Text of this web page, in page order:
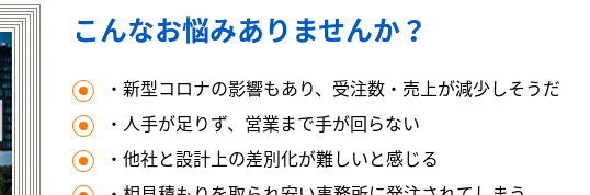
こんなお悩みありませんか？
・新型コロナの影響もあり、受注数・売上が減少しそうだ
・人手が足りず、営業まで手が回らない
・他社と設計上の差別化が難しいと感じる